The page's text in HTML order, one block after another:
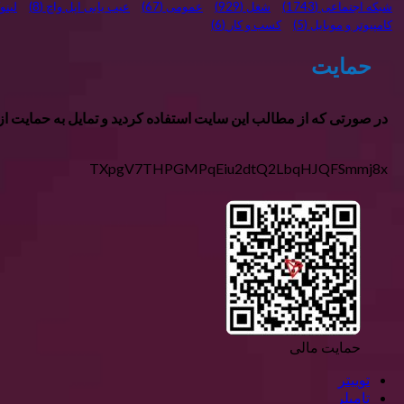
شبکه اجتماعی (1743) شغل (929) عمومی (67) عیب یابی اپل واچ (8)
کامپیوتر و موبایل (5) کسب و کار (6)
حمایت
در صورتی که از مطالب این سایت استفاده کردید و تمایل به حمایت
TXpgV7THPGMPqEiu2dtQ2LbqHJQFSmmj8x
حمایت مالی
توییتر
تامبلر